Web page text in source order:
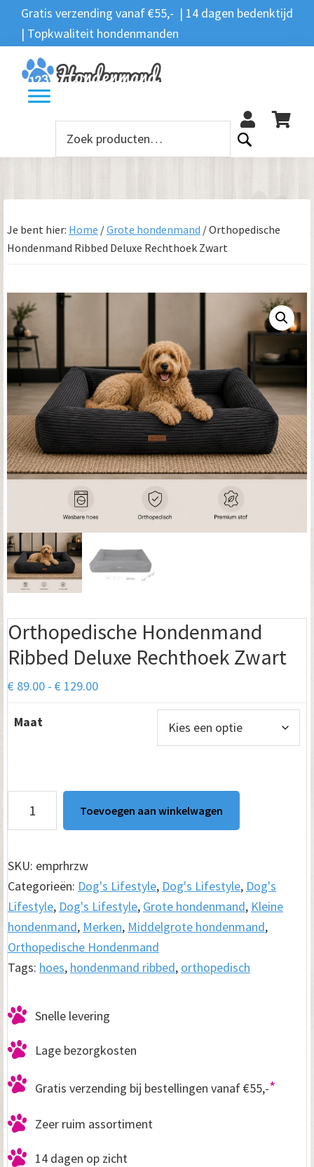
Spring
naar
de
hoofdnavigatie
Door
naar
de
hoofd
inhoud
Spring
naar
de
voettekst
Gratis verzending vanaf €55,- | 14 dagen bedenktijd
| Topkwaliteit hondenmanden
Zoeken
Zoeken
naar:
Je bent hier: Home /Grote hondenmand /Orthopedische
Hondenmand Ribbed Deluxe Rechthoek Zwart
Orthopedische Hondenmand
Ribbed Deluxe Rechthoek Zwart
€ 89.00 - € 129.00Prijsklasse:
Maat
Hondenmand
Deluxe
Rechthoek
Zwart
aantal
Toevoegen aan winkelwagen
SKU: emprhrzw
Categorieën: Dog's Lifestyle, Dog's Lifestyle, Dog's
Lifestyle, Dog's Lifestyle, Grote hondenmand, Kleine
hondenmand, Merken, Middelgrote hondenmand,
Orthopedische Hondenmand
Tags: hoes, hondenmand ribbed, orthopedisch
Snelle levering
Lage bezorgkosten
Gratis verzending bij bestellingen vanaf €55,-*
Zeer ruim assortiment
14 dagen op zicht